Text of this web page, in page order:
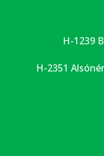
H-1239
H-2351